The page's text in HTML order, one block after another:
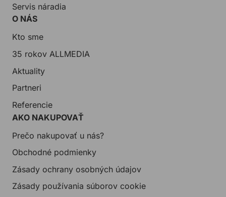
Servis náradia
O NÁS
Kto sme
35 rokov ALLMEDIA
Aktuality
Partneri
Referencie
AKO NAKUPOVAŤ
Prečo nakupovať u nás?
Obchodné podmienky
Zásady ochrany osobných údajov
Zásady používania súborov cookie